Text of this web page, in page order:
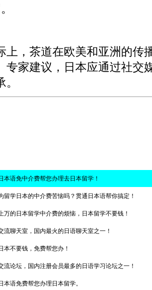
上，茶道在欧美和亚洲的传
专家建议，日本应通过社交
。
本语免中介费帮您办理去日本留学！
留学日本的中介费苦恼吗？贯通日本语帮你搞定！
万的日本留学中介费的烦恼，日本留学不要钱！
流聊天室，国内最火的日语聊天室之一！
本不要钱，免费帮您办！
流论坛，国内注册会员最多的日语学习论坛之一！
本语免费帮您办理日本留学。